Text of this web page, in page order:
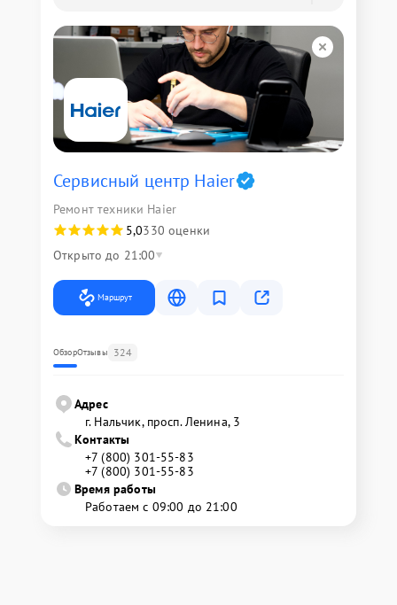
Сервисный центр Haier
Ремонт техники Haier
5,0330 оценки
Открыто до 21:00
Маршрут
ОбзорОтзывы 324
Адрес
г. Нальчик, просп. Ленина, 3
Контакты
+7 (800) 301-55-83
+7 (800) 301-55-83
Время работы
Работаем с 09:00 до 21:00